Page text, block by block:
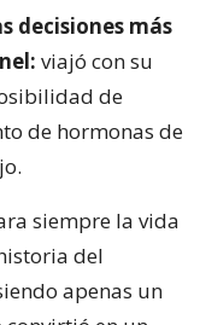
decisiones más
viajó con su
de
de hormonas de
siempre la vida
del
apenas un